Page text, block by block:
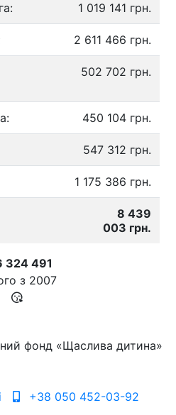
1 019 141 грн.
2 611 466 грн.
502 702 грн.
450 104 грн.
547 312 грн.
1 175 386 грн.
8 439
003 грн.
324 491
з 2007
фонд «Щаслива дитина»
+38 050 452-03-92